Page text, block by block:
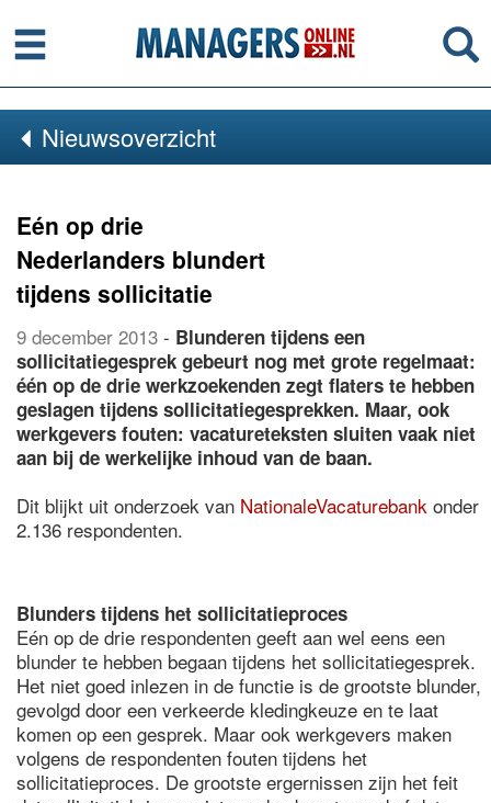
Menu
Nieuwsoverzicht
Eén op drie
Nederlanders blundert
tijdens sollicitatie
9 december 2013 - Blunderen tijdens een
sollicitatiegesprek gebeurt nog met grote regelmaat:
één op de drie werkzoekenden zegt flaters te hebben
geslagen tijdens sollicitatiegesprekken. Maar, ook
werkgevers fouten: vacatureteksten sluiten vaak niet
aan bij de werkelijke inhoud van de baan.
Dit blijkt uit onderzoek van NationaleVacaturebank onder
2.136 respondenten.
Blunders tijdens het sollicitatieproces
Eén op de drie respondenten geeft aan wel eens een
blunder te hebben begaan tijdens het sollicitatiegesprek.
Het niet goed inlezen in de functie is de grootste blunder,
gevolgd door een verkeerde kledingkeuze en te laat
komen op een gesprek. Maar ook werkgevers maken
volgens de respondenten fouten tijdens het
sollicitatieproces. De grootste ergernissen zijn het feit